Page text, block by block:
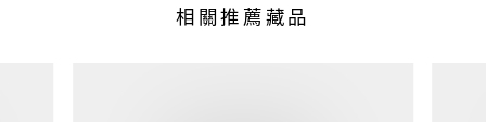
相關推薦藏品